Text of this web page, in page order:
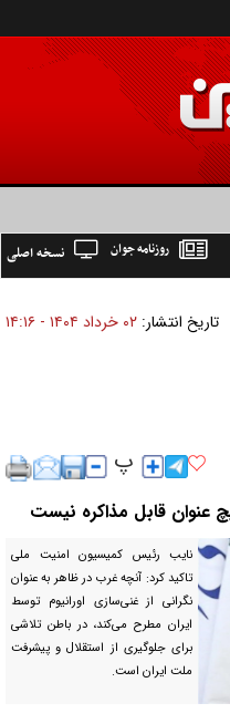
نسخه اصلی روزنامه جوان
تاریخ انتشار: ۰۲ خرداد ۱۴۰۴ - ۱۴:۱۶
عنوان قابل مذاکره نیست
نایب رئیس کمیسیون امنیت ملی
تاکید کرد: آنچه غرب در ظاهر به عنوان
نگرانی از غنی‌سازی اورانیوم توسط
ایران مطرح می‌کند، در باطن تلاشی
برای جلوگیری از استقلال و پیشرفت
ملت ایران است.